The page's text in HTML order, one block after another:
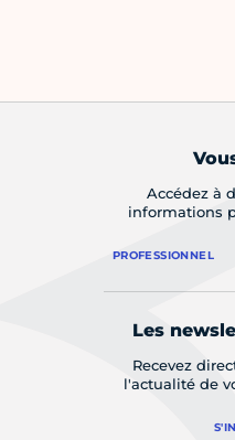
Accédez à
informations
PROFESSIONNEL
Les
Recevez
l'actualité de